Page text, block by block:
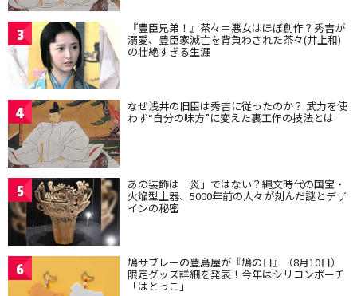
3 『豊臣兄弟！』茶々＝悪女はほぼ創作？秀吉が
溺愛、豊臣家滅亡を背負わされた茶々(井上和)
の壮絶すぎる生涯
4 なぜ浅井の旧臣は秀吉に従ったのか？ 武力を使
わず“自分の味方”に変えた裏工作の技法とは
5 あの装飾は「炎」ではない？縄文時代の国宝・
火焔型土器、5000年前の人々が刻んだ謎とデザ
インの秘密
6 鳩サブレーの豊島屋が『鳩の日』（8月10日）
限定グッズ詳細を発表！今年はシリコンポーチ
「はとっこ」